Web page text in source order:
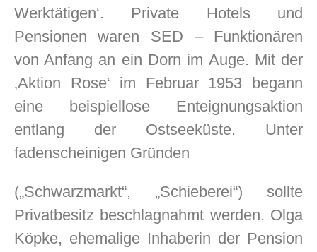
Werktätigen‘. Private Hotels und
Pensionen waren SED – Funktionären
von Anfang an ein Dorn im Auge. Mit der
‚Aktion Rose‘ im Februar 1953 begann
eine beispiellose Enteignungsaktion
entlang der Ostseeküste. Unter
fadenscheinigen Gründen
(„Schwarzmarkt“, „Schieberei“) sollte
Privatbesitz beschlagnahmt werden. Olga
Köpke, ehemalige Inhaberin der Pension